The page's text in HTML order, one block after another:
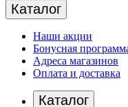
Каталог
Наши акции
Бонусная
Адреса магазинов
Оплата и доставка
Каталог